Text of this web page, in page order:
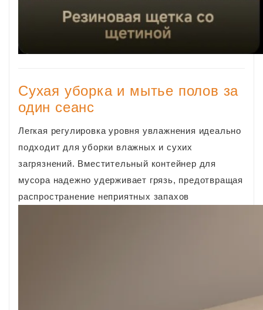
Сухая уборка и мытье полов за
один сеанс
Легкая регулировка уровня увлажнения идеально
подходит для уборки влажных и сухих
загрязнений. Вместительный контейнер для
мусора надежно удерживает грязь, предотвращая
распространение неприятных запахов